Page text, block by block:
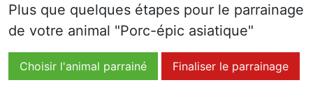
Plus que quelques étapes pour le parrainage
de votre animal "Porc-épic asiatique"
Choisir l'animal parrainé Finaliser le parrainage